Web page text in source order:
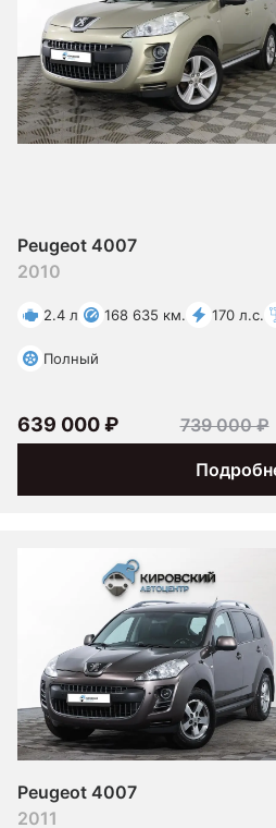
Peugeot 4007
2010
2.4 л 168 635 км. 170 л.с.
Полный
639 000 ₽ 739 000 ₽
Peugeot 4007
2011